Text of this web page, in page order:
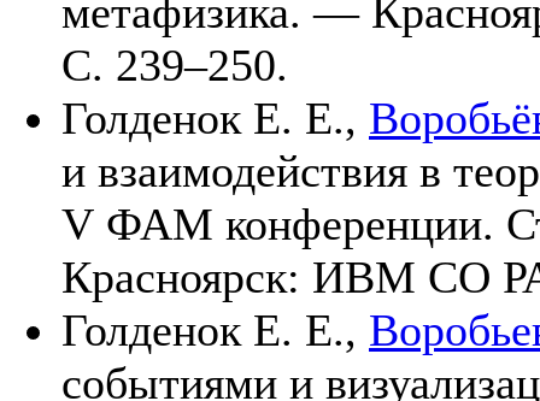
метафизика. —
С. 239–250.
Голденок Е. Е.,
и взаимодействия в
V ФАМ конференции.
Красноярск: ИВМ СО
Голденок Е. Е.,
событиями и